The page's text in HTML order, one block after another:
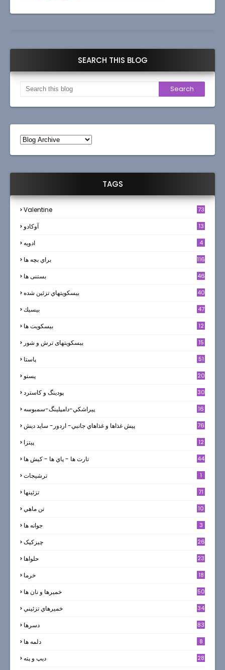
SEARCH THIS BLOG
TAGS
Valentine 73
آوکادو 13
ادويه 4
براي بچه ها 116
بستنی ها 46
بيسكويتهاي تزئين شده 40
بيسيك 47
بیسکویت ها
12
بیسکویتهای ترش و شور 15
پاستا 51
پستو 20
پودینگ و کاسترد 30
پيراشكي-دامپلينگ-سمبوسه 16
پيش غذاها و غذاهاي جانبي- اردور- سايد ديش 76
پیتزا 12
تارت ها - پاي ها - كيش ها 44
ترشيجات 1
تزئینها 71
تن ماهي 10
جوانه ها 3
چیزکیک 26
حلواها 23
خرما 18
خميرها و نان ها 50
خميرهاي تزئيني 34
دسرها 83
دلمه ها 8
ديپ و پته 28